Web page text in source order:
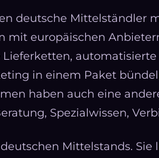
deutsche Mittelständler
mit europäischen
in einem Paket
haben auch eine
Spezialwissen,
Mittelstands. Sie